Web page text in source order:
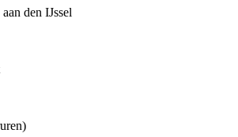
den IJssel